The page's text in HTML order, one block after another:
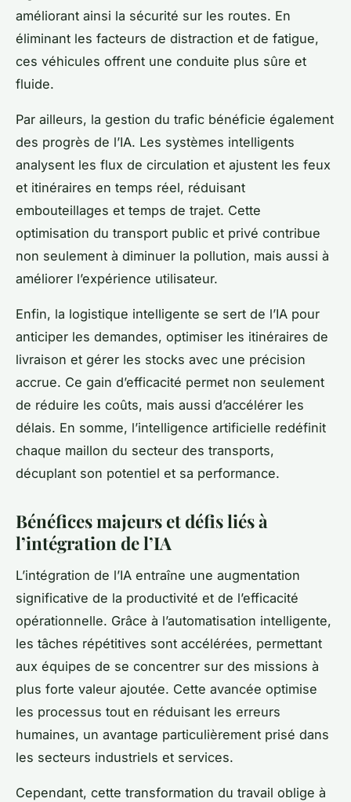
améliorant ainsi la sécurité sur les routes. En
éliminant les facteurs de distraction et de fatigue,
ces véhicules offrent une conduite plus sûre et
fluide.
Par ailleurs, la gestion du trafic bénéficie également
des progrès de l’IA. Les systèmes intelligents
analysent les flux de circulation et ajustent les feux
et itinéraires en temps réel, réduisant
embouteillages et temps de trajet. Cette
optimisation du transport public et privé contribue
non seulement à diminuer la pollution, mais aussi à
améliorer l’expérience utilisateur.
Enfin, la logistique intelligente se sert de l’IA pour
anticiper les demandes, optimiser les itinéraires de
livraison et gérer les stocks avec une précision
accrue. Ce gain d’efficacité permet non seulement
de réduire les coûts, mais aussi d’accélérer les
délais. En somme, l’intelligence artificielle redéfinit
chaque maillon du secteur des transports,
décuplant son potentiel et sa performance.
Bénéfices majeurs et défis liés à
l’intégration de l’IA
L’intégration de l’IA entraîne une augmentation
significative de la productivité et de l’efficacité
opérationnelle. Grâce à l’automatisation intelligente,
les tâches répétitives sont accélérées, permettant
aux équipes de se concentrer sur des missions à
plus forte valeur ajoutée. Cette avancée optimise
les processus tout en réduisant les erreurs
humaines, un avantage particulièrement prisé dans
les secteurs industriels et services.
Cependant, cette transformation du travail oblige à